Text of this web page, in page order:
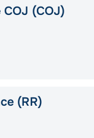
(COJ)
(RR)